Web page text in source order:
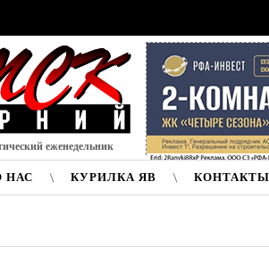
еженедельник
НАС КУРИЛКА ЯВ КОНТАКТЫ